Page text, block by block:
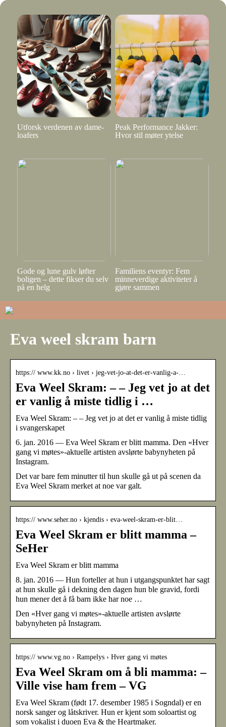
Utforsk verdenen av dame-
loafers
Peak Performance Jakker:
Hvor stil møter ytelse
Gode og lune gulv løfter
boligen – dette fikser du selv
på en helg
Familiens eventyr: Fem
minneverdige aktiviteter å
gjøre sammen
Eva weel skram barn
https:// www.kk.no › livet › jeg-vet-jo-at-det-er-vanlig-a-…
Eva Weel Skram: – – Jeg vet jo at det
er vanlig å miste tidlig i …
Eva Weel Skram: – – Jeg vet jo at det er vanlig å miste tidlig
i svangerskapet
6. jan. 2016 — Eva Weel Skram er blitt mamma. Den «Hver
gang vi møtes»-aktuelle artisten avslørte babynyheten på
Instagram.
Det var bare fem minutter til hun skulle gå ut på scenen da
Eva Weel Skram merket at noe var galt.
https:// www.seher.no › kjendis › eva-weel-skram-er-blit…
Eva Weel Skram er blitt mamma –
SeHer
Eva Weel Skram er blitt mamma
8. jan. 2016 — Hun forteller at hun i utgangspunktet har sagt
at hun skulle gå i dekning den dagen hun ble gravid, fordi
hun mener det å få barn ikke har noe …
Den «Hver gang vi møtes»-aktuelle artisten avslørte
babynyheten på Instagram.
https:// www.vg.no › Rampelys › Hver gang vi møtes
Eva Weel Skram om å bli mamma: –
Ville vise ham frem – VG
Eva Weel Skram (født 17. desember 1985 i Sogndal) er en
norsk sanger og låtskriver. Hun er kjent som soloartist og
som vokalist i duoen Eva & the Heartmaker.